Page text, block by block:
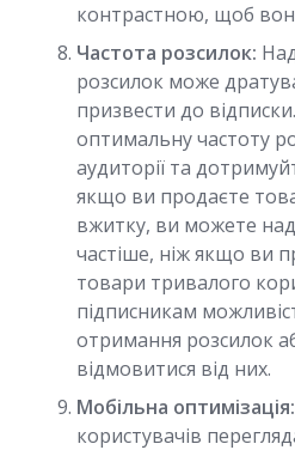
контрастною, щоб
Частота розсилок:
розсилок може
призвести до
оптимальну частоту
аудиторії та
якщо ви продаєте
вжитку, ви можете
частіше, ніж якщо ви
товари тривалого
підписникам
отримання розсилок
відмовитися від них.
Мобільна оптимізація:
користувачів